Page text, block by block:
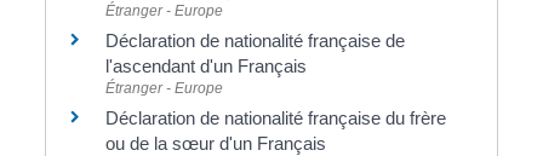
Étranger - Europe
Déclaration de nationalité française de
l'ascendant d'un Français
Étranger - Europe
Déclaration de nationalité française du frère
ou de la sœur d'un Français